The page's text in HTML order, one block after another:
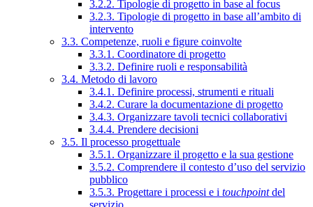
3.2.2. Tipologie di progetto in base al focus
3.2.3. Tipologie di progetto in base all’ambito di
intervento
3.3. Competenze, ruoli e figure coinvolte
3.3.1. Coordinatore di progetto
3.3.2. Definire ruoli e responsabilità
3.4. Metodo di lavoro
3.4.1. Definire processi, strumenti e rituali
3.4.2. Curare la documentazione di progetto
3.4.3. Organizzare tavoli tecnici collaborativi
3.4.4. Prendere decisioni
3.5. Il processo progettuale
3.5.1. Organizzare il progetto e la sua gestione
3.5.2. Comprendere il contesto d’uso del servizio
pubblico
3.5.3. Progettare i processi e i touchpointdel
servizio